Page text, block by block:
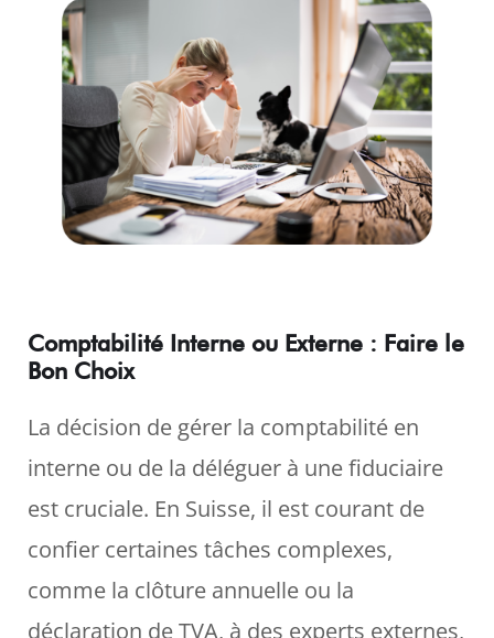
Comptabilité Interne ou Externe : Faire le
Bon Choix
La décision de gérer la comptabilité en
interne ou de la déléguer à une fiduciaire
est cruciale. En Suisse, il est courant de
confier certaines tâches complexes,
comme la clôture annuelle ou la
déclaration de TVA, à des experts externes,